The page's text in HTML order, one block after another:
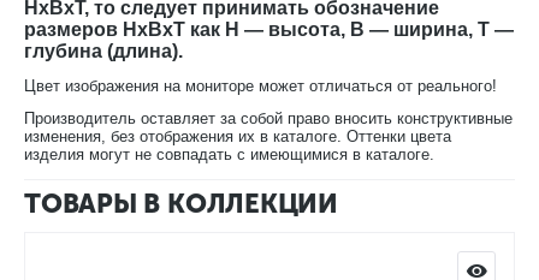
HxBxT, то следует принимать обозначение
размеров HxBxT как H — высота, B — ширина, T —
глубина (длина).
Цвет изображения на мониторе может отличаться от реального!
Производитель оставляет за собой право вносить конструктивные
изменения, без отображения их в каталоге. Оттенки цвета
изделия могут не совпадать с имеющимися в каталоге.
ТОВАРЫ В КОЛЛЕКЦИИ